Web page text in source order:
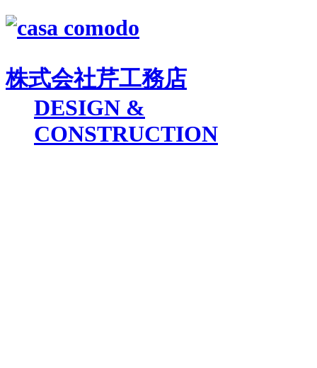
株式会社芹工務店
DESIGN &
CONSTRUCTION